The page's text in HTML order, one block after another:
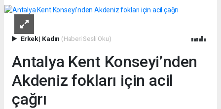
Erkek| Kadın (Haberi Sesli Oku)
Antalya Kent Konseyi’nden
Akdeniz fokları için acil
çağrı